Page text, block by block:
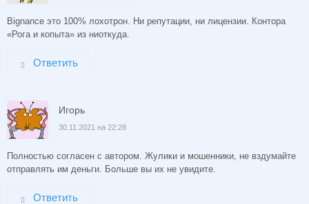
Bignance это 100% лохотрон. Ни репутации, ни лицензии. Контора
«Рога и копыта» из ниоткуда.
Ответить
Игорь
30.11.2021 на 22:28
Полностью согласен с автором. Жулики и мошенники, не вздумайте
отправлять им деньги. Больше вы их не увидите.
Ответить